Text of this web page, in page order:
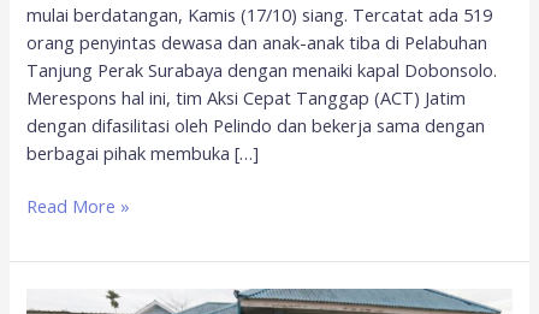
mulai berdatangan, Kamis (17/10) siang. Tercatat ada 519
orang penyintas dewasa dan anak-anak tiba di Pelabuhan
Tanjung Perak Surabaya dengan menaiki kapal Dobonsolo.
Merespons hal ini, tim Aksi Cepat Tanggap (ACT) Jatim
dengan difasilitasi oleh Pelindo dan bekerja sama dengan
berbagai pihak membuka […]
Read More »